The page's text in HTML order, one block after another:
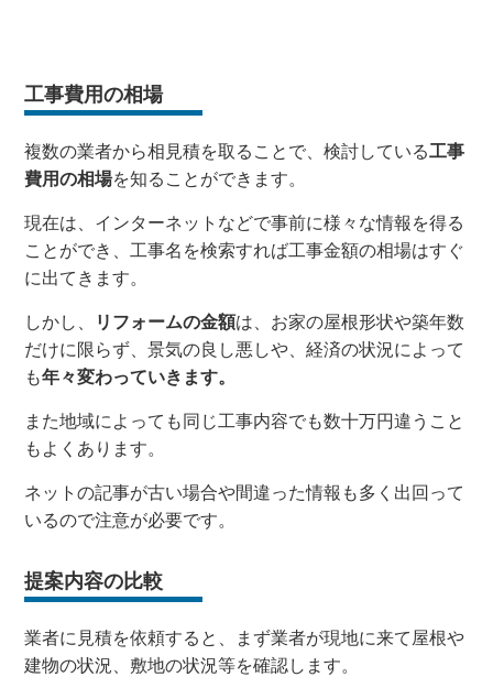
工事費用の相場
複数の業者から相見積を取ることで、検討している工事
費用の相場を知ることができます。
現在は、インターネットなどで事前に様々な情報を得る
ことができ、工事名を検索すれば工事金額の相場はすぐ
に出てきます。
しかし、 リフォームの金額は、お家の屋根形状や築年数
だけに限らず、景気の良し悪しや、経済の状況によって
も年々変わっていきます。
また地域によっても同じ工事内容でも数十万円違うこと
もよくあります。
ネットの記事が古い場合や間違った情報も多く出回って
いるので注意が必要です。
提案内容の比較
業者に見積を依頼すると、まず業者が現地に来て屋根や
建物の状況、敷地の状況等を確認します。